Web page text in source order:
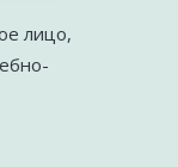
лицо,